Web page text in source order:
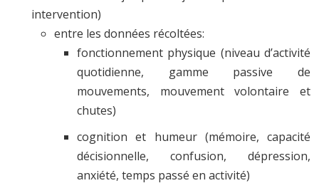
intervention)
entre les données récoltées:
fonctionnement physique (niveau d’activité
quotidienne, gamme passive de
mouvements, mouvement volontaire et
chutes)
cognition et humeur (mémoire, capacité
décisionnelle, confusion, dépression,
anxiété, temps passé en activité)